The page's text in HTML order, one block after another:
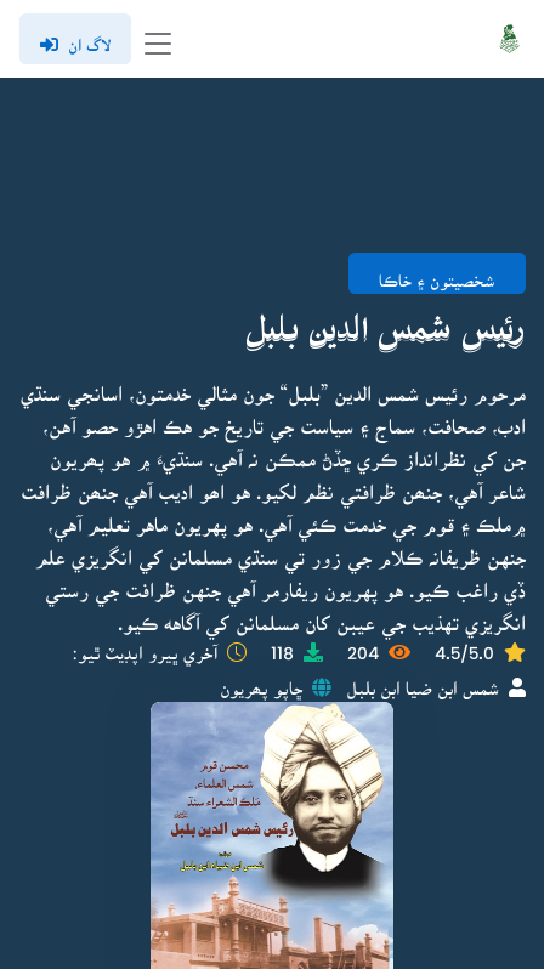
لاگ ان
شخصيتون ۽ خاڪا
رئيس شمس الدين بلبل
مرحوم رئيس شمس الدين ”بلبل“ جون مثالي خدمتون، اسانجي سنڌي
ادب، صحافت، سماج ۽ سياست جي تاريخ جو هڪ اهڙو حصو آهن،
جن کي نظرانداز ڪري ڇڏڻ ممڪن نہ آهي. سنڌيءَ ۾ هو پھريون
شاعر آهي، جنھن ظرافتي نظم لکيو. هو اھو اديب آهي جنھن ظرافت
۾ملڪ ۽ قوم جي خدمت ڪئي آهي. هو پهريون ماهر تعليم آهي،
جنهن ظريفانہ ڪلام جي زور تي سنڌي مسلمانن کي انگريزي علم
ڏي راغب ڪيو. هو پهريون ريفارمر آهي جنهن ظرافت جي رستي
انگريزي تهذيب جي عيبن کان مسلمانن کي آگاهه ڪيو.
4.5/5.0
204
118 آخري ڀيرو اپڊيٽ ٿيو:
شمس ابن ضيا ابن بلبل ڇاپو پھريون